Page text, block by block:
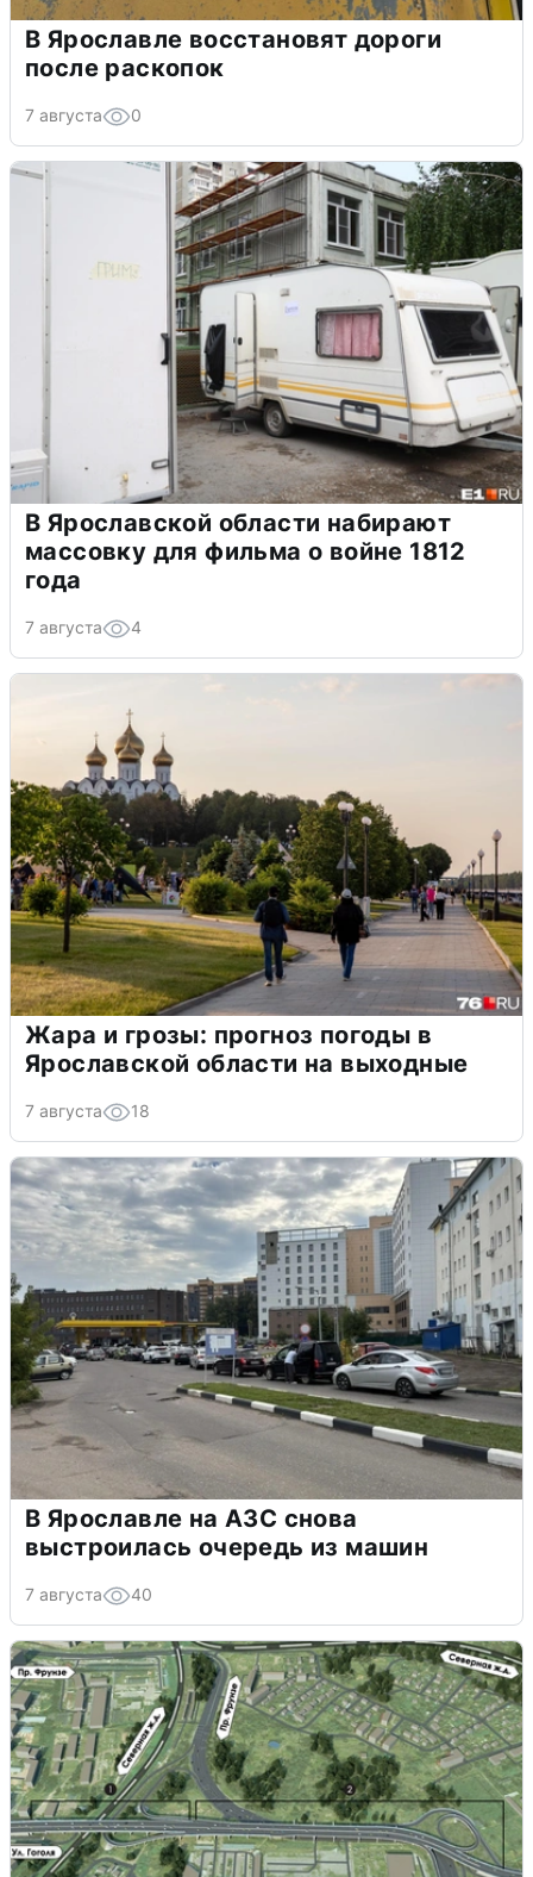
В Ярославле восстановят дороги
после раскопок
7 августа 0
В Ярославской области набирают
массовку для фильма о войне 1812
года
7 августа 4
Жара и грозы: прогноз погоды в
Ярославской области на выходные
7 августа 18
В Ярославле на АЗС снова
выстроилась очередь из машин
7 августа 40